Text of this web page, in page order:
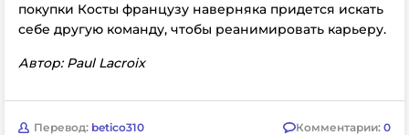
покупки Косты французу наверняка придется искать
себе другую команду, чтобы реанимировать карьеру.
Автор: Paul Lacroix
Перевод: betico310 Комментарии: 0